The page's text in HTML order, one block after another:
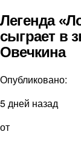
Легенда
сыграет в
Овечкина
Опубликовано:
5 дней назад
от